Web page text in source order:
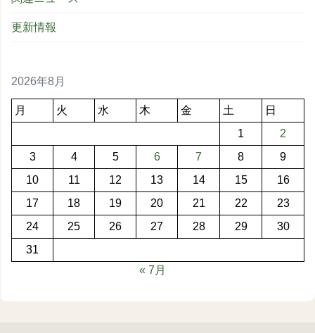
更新情報
2026年8月
月 火 水 木 金 土
日
1
2
3
4 5 6 7 8
9
10
11 12 13 14 15
16
17
18 19 20 21 22
23
24
25 26 27 28 29
30
31
« 7月